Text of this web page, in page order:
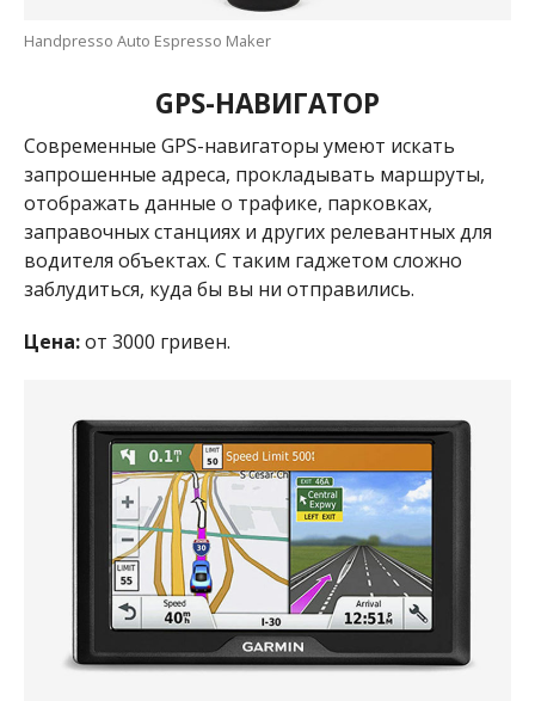
Handpresso Auto Espresso Maker
GPS-НАВИГАТОР
Современные GPS-навигаторы умеют искать
запрошенные адреса, прокладывать маршруты,
отображать данные о трафике, парковках,
заправочных станциях и других релевантных для
водителя объектах. С таким гаджетом сложно
заблудиться, куда бы вы ни отправились.
Цена:от 3000 гривен.